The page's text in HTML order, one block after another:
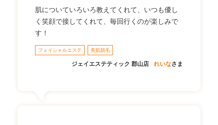
肌についていろいろ教えてくれて、いつも優し
く笑顔で接してくれて、毎回行くのが楽しみで
す！
フェイシャルエステ 美肌脱毛
ジェイエステティック 郡山店 れいなさま